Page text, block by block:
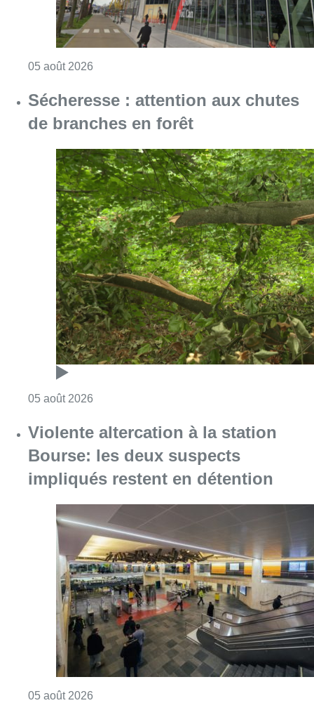
05 août 2026
Sécheresse : attention aux chutes
de branches en forêt
05 août 2026
Violente altercation à la station
Bourse: les deux suspects
impliqués restent en détention
05 août 2026